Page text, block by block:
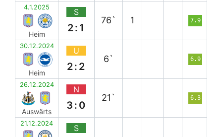
4.1.2025
Heim
S
2:1
76` 1 7.9
30.12.2024
Heim
U
2:2
6` 6.9
26.12.2024
Auswärts
N
3:0
21` 6.3
21.12.2024 S